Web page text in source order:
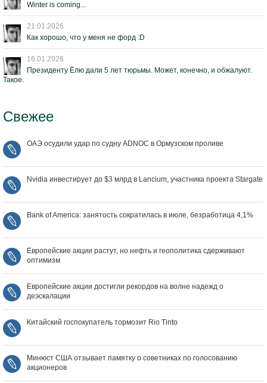
Winter is coming...
21.01.2026
Как хорошо, что у меня не форд :D
16.01.2026
Президенту Ёлю дали 5 лет тюрьмы. Может, конечно, и обжалуют.
Такое.
Свежее
ОАЭ осудили удар по судну ADNOC в Ормузском проливе
Nvidia инвестирует до $3 млрд в Lancium, участника проекта Stargate
Bank of America: занятость сократилась в июле, безработица 4,1%
Европейские акции растут, но нефть и геополитика сдерживают
оптимизм
Европейские акции достигли рекордов на волне надежд о
деэскалации
Китайский госпокупатель тормозит Rio Tinto
Минюст США отзывает памятку о советниках по голосованию
акционеров